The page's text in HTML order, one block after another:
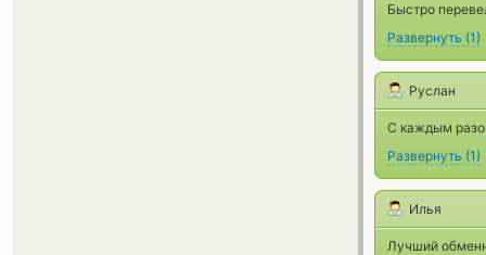
Быстро
Развернуть (1)
Руслан
С каждым
Развернуть (1)
Илья
Лучший